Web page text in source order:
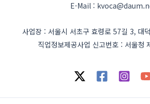
E-Mail :
사업장 : 서울시 서초구 효령로 57길 3, 대
직업정보제공사업 신고번호 : 서울청